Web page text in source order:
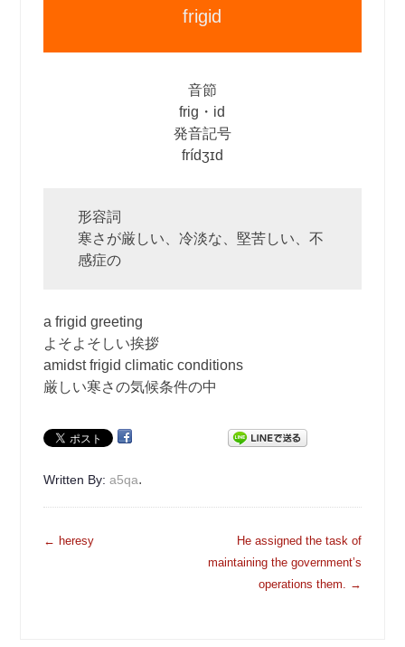
frigid
音節
frig・id
発音記号
frídʒɪd
形容詞
寒さが厳しい、冷淡な、堅苦しい、不
感症の
a frigid greeting
よそよそしい挨拶
amidst frigid climatic conditions
厳しい寒さの気候条件の中
Written By:a5qa.
投
← heresy
He assigned the task of
maintaining the government’s
operations them. →